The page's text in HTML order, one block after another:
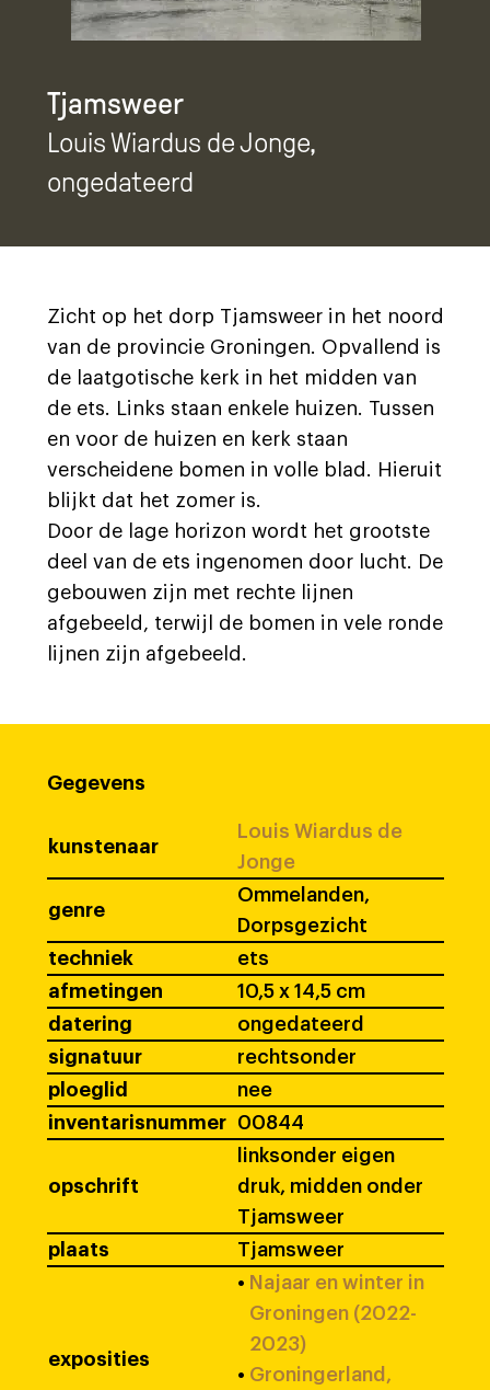
Tjamsweer
Louis Wiardus de Jonge,
ongedateerd
Zicht op het dorp Tjamsweer in het noord
van de provincie Groningen. Opvallend is
de laatgotische kerk in het midden van
de ets. Links staan enkele huizen. Tussen
en voor de huizen en kerk staan
verscheidene bomen in volle blad. Hieruit
blijkt dat het zomer is.
Door de lage horizon wordt het grootste
deel van de ets ingenomen door lucht. De
gebouwen zijn met rechte lijnen
afgebeeld, terwijl de bomen in vele ronde
lijnen zijn afgebeeld.
Gegevens
kunstenaar
Louis Wiardus de
Jonge
genre
Ommelanden,
Dorpsgezicht
techniek
ets
afmetingen
10,5 x 14,5 cm
datering
ongedateerd
signatuur
rechtsonder
ploeglid
nee
inventarisnummer
00844
opschrift
linksonder eigen
druk, midden onder
Tjamsweer
plaats
Tjamsweer
exposities
• Najaar en winter in
Groningen (2022-
2023)
• Groningerland,